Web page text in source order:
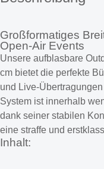
Großformatiges
Open-Air Events
Unsere aufblasbare
cm bietet die perfekte
und Live-
System ist innerhalb
dank seiner stabilen
eine straffe und
Inhalt: